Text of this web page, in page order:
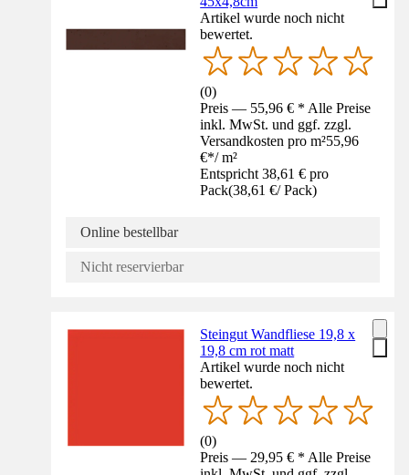
Artikel wurde noch nicht
bewertet.
(0)
Preis — 55,96 € * Alle Preise
inkl. MwSt. und ggf. zzgl.
Versandkosten pro m²55,96
€*/ m²
Entspricht 38,61 € pro
Pack(38,61 €/ Pack)
Online bestellbar
Nicht reservierbar
Steingut Wandfliese 19,8 x
19,8 cm rot matt
Artikel wurde noch nicht
bewertet.
(0)
Preis — 29,95 € * Alle Preise